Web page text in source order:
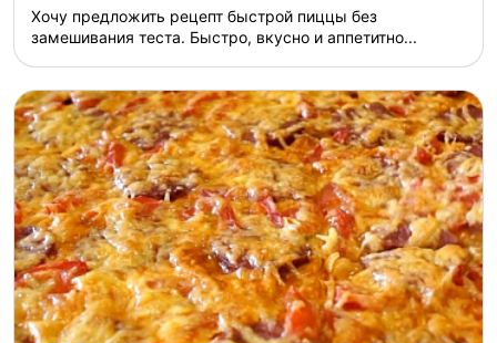
Хочу предложить рецепт быстрой пиццы без
замешивания теста. Быстро, вкусно и аппетитно...